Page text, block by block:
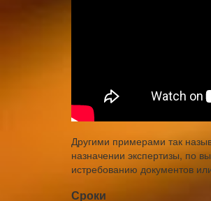
Другими примерами так
назначении экспертизы, по
истребованию документов
Сроки